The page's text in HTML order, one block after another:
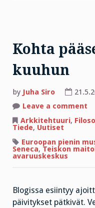
Kohta
kuuhun
by Juha Siro
Leave a comment
Arkkitehtuuri,
Tiede, Uutiset
Euroopan pienin
Seneca, Teiskon
avaruuskeskus
Blogissa esiintyy
päivitykset pätkivät.